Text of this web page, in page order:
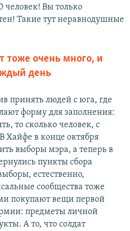
человек! Вы только
Такие тут неравнодушные
тоже очень много, и
день
принять людей с юга, где
форму для заполнения:
то сколько человек, с
Хайфе в конце октября
выборы мэра, а теперь в
пункты сбора
естественно,
сообщества тоже
покупают вещи первой
предметы личной
А то, что солдат